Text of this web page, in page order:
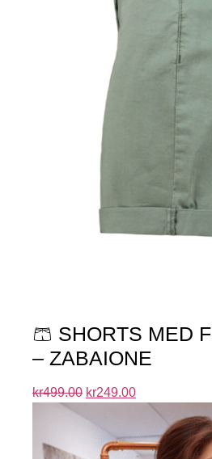
🩳 SHORTS MED
– ZABAIONE
kr499.00 kr249.00